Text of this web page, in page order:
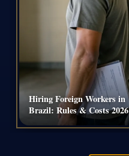
Hiring Foreign Workers in
Brazil: Rules & Costs 2026